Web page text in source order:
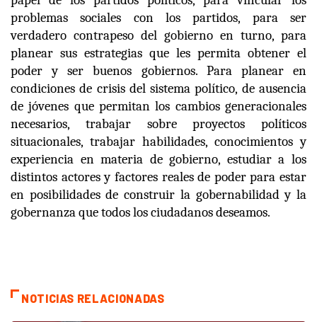
problemas sociales con los partidos, para ser
verdadero contrapeso del gobierno en turno, para
planear sus estrategias que les permita obtener el
poder y ser buenos gobiernos. Para planear en
condiciones de crisis del sistema político, de ausencia
de jóvenes que permitan los cambios generacionales
necesarios, trabajar sobre proyectos políticos
situacionales, trabajar habilidades, conocimientos y
experiencia en materia de gobierno, estudiar a los
distintos actores y factores reales de poder para estar
en posibilidades de construir la gobernabilidad y la
gobernanza que todos los ciudadanos deseamos.
NOTICIAS RELACIONADAS